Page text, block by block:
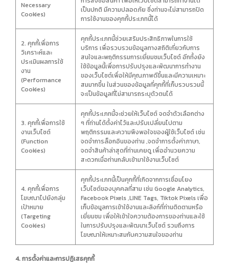
Necessary
Cookies)
เป็นปกติ มีความปลอดภัย ซึ่งท่านจะไม่สามารถปิด
การใช้งานของคุกกี้ประเภทนี้ได้
2. คุกกี้เพื่อการ
วิเคราะห์และ
ประเมินผลการใช้
งาน
(Performance
Cookies)
คุกกี้ประเภทนี้ช่วยเสริมประสิทธิภาพในการใช้
บริการ เพื่อรวบรวมข้อมูลทางสถิติเกี่ยวกับการ
สนใจและพฤติกรรมการเยี่ยมชมเว็บไซต์ อีกทั้งยัง
ใช้ข้อมูลนี้เพื่อการปรับปรุงและพัฒนาการทำงาน
ของเว็บไซต์เพื่อให้มีคุณภาพดีขึ้นและมีความเหมาะ
สมมากขึ้น ในส่วนของข้อมูลที่คุกกี้ที่เก็บรวบรวมนี้
จะเป็นข้อมูลที่ไม่สามารถระบุตัวตนได้
3. คุกกี้เพื่อการใช้
งานเว็บไซต์
(Function
Cookies)
คุกกี้ประเภทนี้จะช่วยให้เว็บไซต์ จดจำตัวเลือกต่าง
ๆ ที่ท่านได้ตั้งค่าไว้และปรับเปลี่ยนไปตาม
พฤติกรรมและความพึงพอใจของผู้ใช้เว็บไซต์ เช่น
จดจำการล็อกอินของท่าน ,จดจำการตั้งค่าภาษา,
จดจำสินค้าล่าสุดที่ท่านเคยดู เพื่ออำนวยความ
สะดวกเมื่อท่านกลับเข้ามาใช้งานเว็บไซต์
4. คุกกี้เพื่อการ
โฆษณาไปยังกลุ่ม
เป้าหมาย
(Targeting
Cookies)
คุกกี้ประเภทนี้เป็นคุกกี้ที่เกิดจากการเชื่อมโยง
เว็บไซต์ของบุคคลที่สาม เช่น Google Analytics,
Facebook Pixels ,LINE Tags, Tiktok Pixels เพื่อ
เก็บข้อมูลการเข้าใช้งานและลิงก์ที่ท่านติดตามหรือ
เยี่ยมชม เพื่อให้เข้าใจความต้องการของท่านและใช้
ในการปรับปรุงและพัฒนาเว็บไซต์ รวมถึงการ
โฆษณาให้เหมาะสมกับความสนใจของท่าน
4. การตั้งค่าและการปฏิเสธคุกกี้